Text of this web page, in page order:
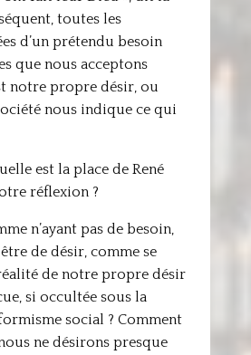
toutes les
d’un prétendu besoin
que nous acceptons
notre propre désir, ou
nous indique ce qui
est la place de René
réflexion ?
n’ayant pas de besoin,
de désir, comme se
de notre propre désir
si occultée sous la
social ? Comment
ne désirons presque